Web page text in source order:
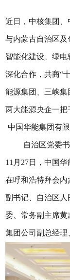
近日，中核集团
与内蒙古自治区
智能化建设、绿
深化合作，共商“
能源集团、三峡集
两大能源央企一
中国华能集团有
自治区党委
11月27日，中国
在呼和浩特拜会
副书记、自治区
委、常务副主席黄
集团公司副总经理